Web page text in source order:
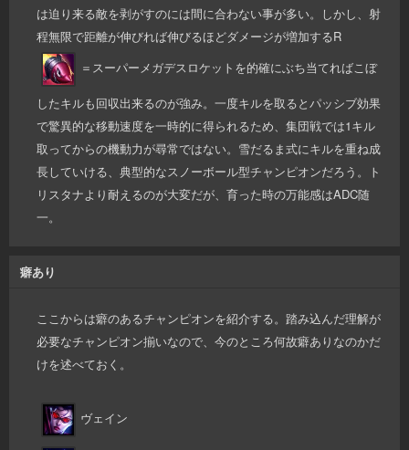
は迫り来る敵を剥がすのには間に合わない事が多い。しかし、射
程無限で距離が伸びれば伸びるほどダメージが増加するR
＝スーパーメガデスロケットを的確にぶち当てればこぼ
したキルも回収出来るのが強み。一度キルを取るとパッシブ効果
で驚異的な移動速度を一時的に得られるため、集団戦では1キル
取ってからの機動力が尋常ではない。雪だるま式にキルを重ね成
長していける、典型的なスノーボール型チャンピオンだろう。ト
リスタナより耐えるのが大変だが、育った時の万能感はADC随
一。
癖あり
ここからは癖のあるチャンピオンを紹介する。踏み込んだ理解が
必要なチャンピオン揃いなので、今のところ何故癖ありなのかだ
けを述べておく。
ヴェイン